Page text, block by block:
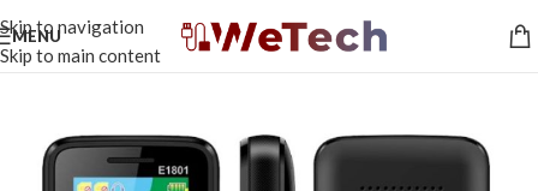
Skip to navigation
Skip to main content
MENU